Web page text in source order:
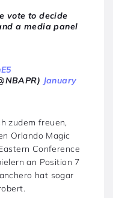
vote to decide
a media panel
January
zudem freuen,
Orlando Magic
Conference
an Position 7
hat sogar